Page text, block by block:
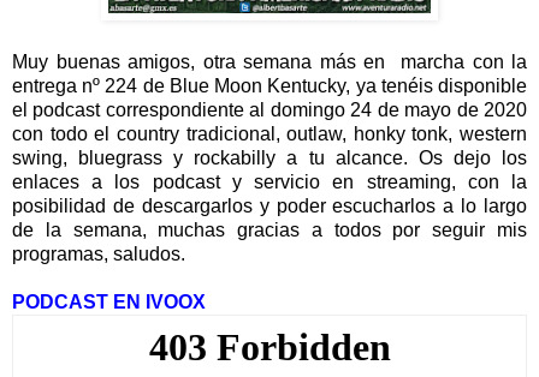
Muy buenas amigos, otra semana más en marcha con la
entrega nº 224 de Blue Moon Kentucky, ya tenéis disponible
el podcast correspondiente al domingo 24 de mayo de 2020
con todo el country tradicional, outlaw, honky tonk, western
swing, bluegrass y rockabilly a tu alcance. Os dejo los
enlaces a los podcast y servicio en streaming, con la
posibilidad de descargarlos y poder escucharlos a lo largo
de la semana, muchas gracias a todos por seguir mis
programas, saludos.
PODCAST EN IVOOX